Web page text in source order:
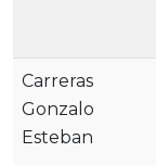
Carreras
Gonzalo
Esteban